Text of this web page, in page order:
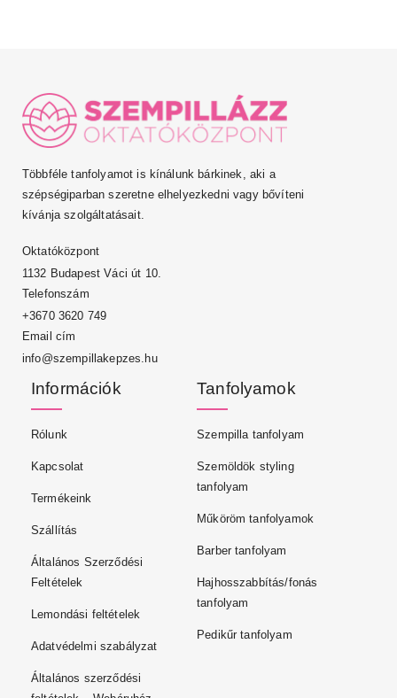
Többféle tanfolyamot is kínálunk bárkinek, aki a
szépségiparban szeretne elhelyezkedni vagy bővíteni
kívánja szolgáltatásait.
Oktatóközpont
1132 Budapest Váci út 10.
Telefonszám
+3670 3620 749
Email cím
info@szempillakepzes.hu
Információk
Rólunk
Kapcsolat
Termékeink
Szállítás
Általános Szerződési
Feltételek
Lemondási feltételek
Adatvédelmi szabályzat
Általános szerződési
Tanfolyamok
Szempilla tanfolyam
Szemöldök styling
tanfolyam
Műköröm tanfolyamok
Barber tanfolyam
Hajhosszabbítás/fonás
tanfolyam
Pedikűr tanfolyam